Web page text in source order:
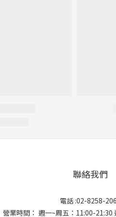
聯絡我們
電話 :02-8258-
營業時間： 週一~周五：11:00-21:30